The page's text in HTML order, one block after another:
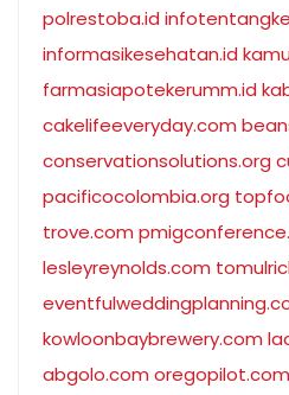
polrestoba.id
informasikesehatan.id
farmasiapotekerumm.id
cakelifeeveryday.com
conservationsolutions.org
pacificocolombia.org
trove.com
lesleyreynolds.com
kowloonbaybrewery.com
abgolo.com oregopilot.com